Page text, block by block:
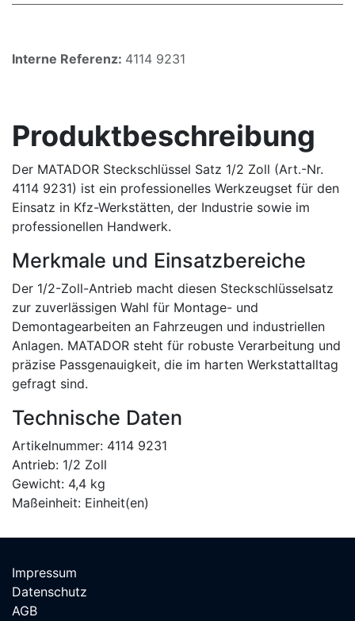
Interne Referenz: 4114 9231
Produktbeschreibung
Der MATADOR Steckschlüssel Satz 1/2 Zoll (Art.-Nr.
4114 9231) ist ein professionelles Werkzeugset für den
Einsatz in Kfz-Werkstätten, der Industrie sowie im
professionellen Handwerk.
Merkmale und Einsatzbereiche
Der 1/2-Zoll-Antrieb macht diesen Steckschlüsselsatz
zur zuverlässigen Wahl für Montage- und
Demontagearbeiten an Fahrzeugen und industriellen
Anlagen. MATADOR steht für robuste Verarbeitung und
präzise Passgenauigkeit, die im harten Werkstattalltag
gefragt sind.
Technische Daten
Artikelnummer: 4114 9231
Antrieb: 1/2 Zoll
Gewicht: 4,4 kg
Maßeinheit: Einheit(en)
Impressum
Datenschutz
AGB